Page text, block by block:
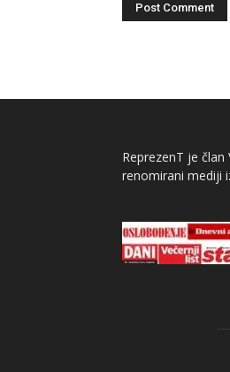
ReprezenT je
renomirani mediji